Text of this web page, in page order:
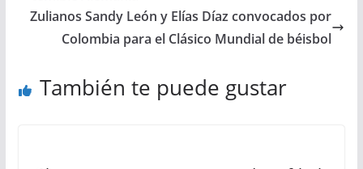
Zulianos Sandy León y Elías Díaz convocados por
Colombia para el Clásico Mundial de béisbol
También te puede gustar